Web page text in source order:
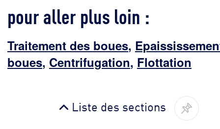
pour aller plus loin :
Traitement des boues,
boues, Centrifugation, Flottation
Liste des sections